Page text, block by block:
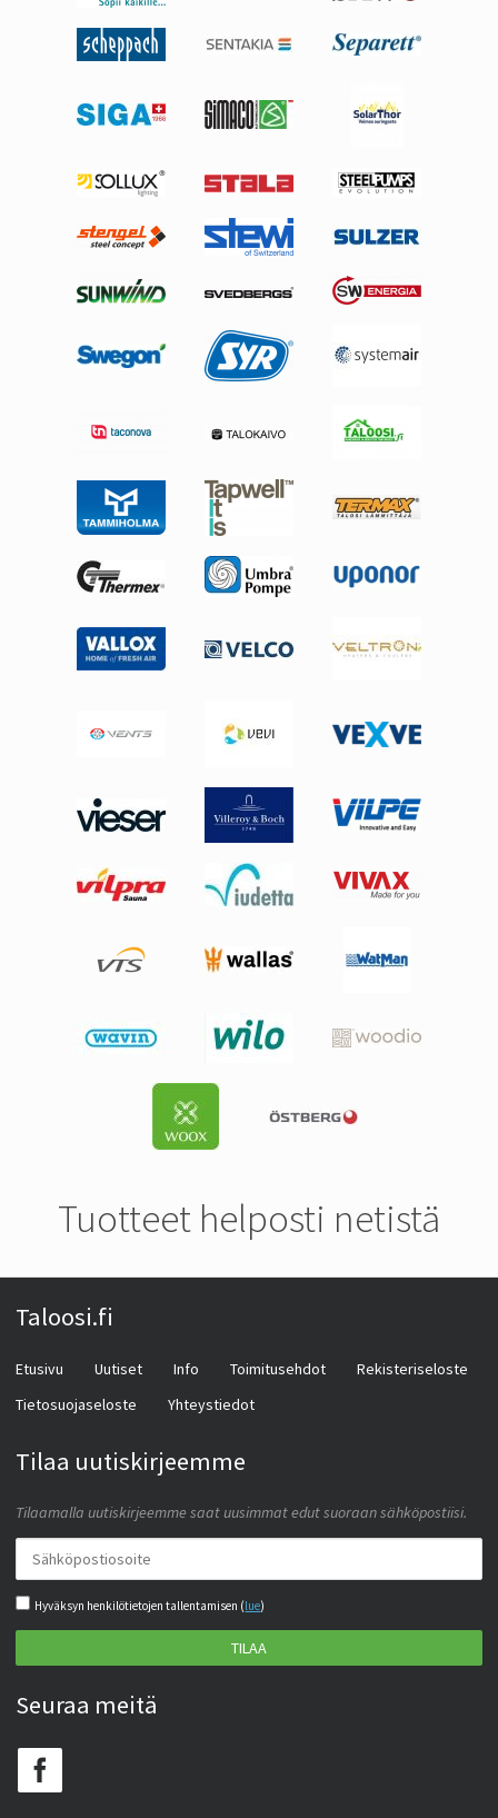
Tuotteet helposti netistä
Taloosi.fi
Etusivu Uutiset Info Toimitusehdot
Rekisteriseloste
Tietosuojaseloste
Yhteystiedot
Tilaa uutiskirjeemme
Tilaamalla uutiskirjeemme saat uusimmat edut suoraan sähköpostiisi.
Hyväksyn henkilötietojen tallentamisen (lue)
TILAA
Seuraa meitä